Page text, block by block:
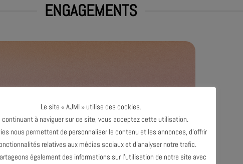
ENGAGEMENTS
Le site « AJMI » utilise des cookies.
continuant à naviguer sur ce site, vous acceptez cette utilisation.
nous permettent de personnaliser le contenu et les annonces, d’offrir
relatives aux médias sociaux et d’analyser notre trafic.
également des informations sur l’utilisation de notre site avec